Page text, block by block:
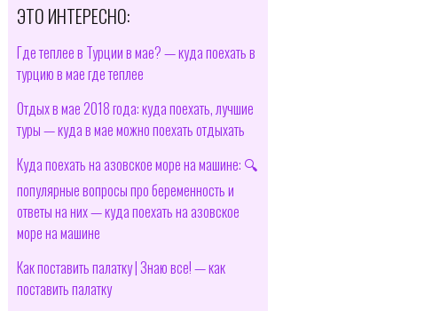
ЭТО ИНТЕРЕСНО:
Где теплее в Турции в мае? — куда поехать в
турцию в мае где теплее
Отдых в мае 2018 года: куда поехать, лучшие
туры — куда в мае можно поехать отдыхать
Куда поехать на азовское море на машине: 🔍
популярные вопросы про беременность и
ответы на них — куда поехать на азовское
море на машине
Как поставить палатку | Знаю все! — как
поставить палатку